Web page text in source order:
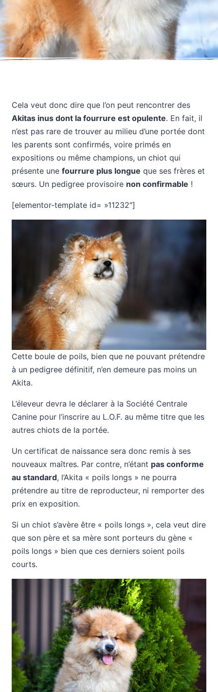
Cela veut donc dire que l’on peut rencontrer des
Akitas inus dont la fourrure est opulente. En fait, il
n’est pas rare de trouver au milieu d’une portée dont
les parents sont confirmés, voire primés en
expositions ou même champions, un chiot qui
présente une fourrure plus longue que ses frères et
sœurs. Un pedigree provisoire non confirmable !
[elementor-template id= »11232″]
Cette boule de poils, bien que ne pouvant prétendre
à un pedigree définitif, n’en demeure pas moins un
Akita.
L’éleveur devra le déclarer à la Société Centrale
Canine pour l’inscrire au L.O.F. au même titre que les
autres chiots de la portée.
Un certificat de naissance sera donc remis à ses
nouveaux maîtres. Par contre, n’étant pas conforme
au standard, l’Akita « poils longs » ne pourra
prétendre au titre de reproducteur, ni remporter des
prix en exposition.
Si un chiot s’avère être « poils longs », cela veut dire
que son père et sa mère sont porteurs du gène «
poils longs » bien que ces derniers soient poils
courts.